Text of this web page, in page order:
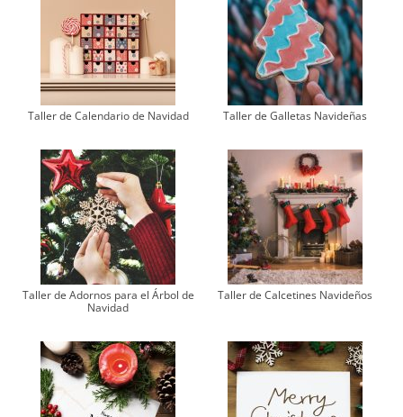
Taller de Calendario de Navidad Taller de Galletas Navideñas
Taller de Adornos para el Árbol de
Navidad
Taller de Calcetines Navideños